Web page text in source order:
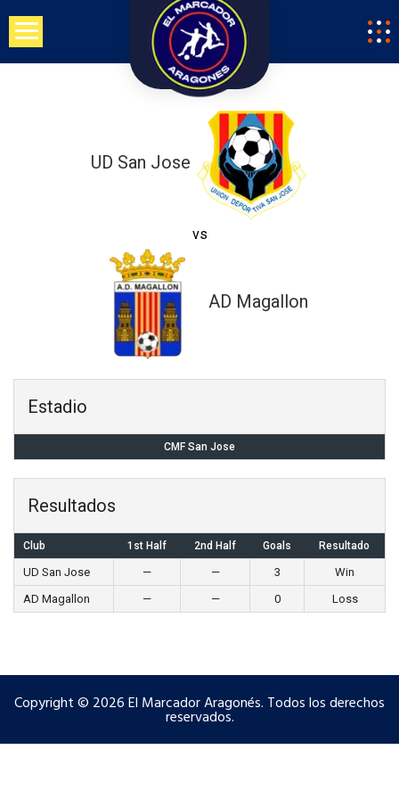
Saltar
contenido
UD San Jose
vs
AD Magallon
Estadio
CMF San Jose
Resultados
Club 1st Half 2nd Half Goals Resultado
UD San Jose — — 3
Win
AD Magallon
— — 0 Loss
Copyright © 2026 El Marcador Aragonés. Todos los derechos
reservados.